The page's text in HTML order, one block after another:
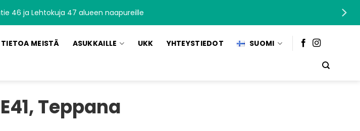
46 ja Lehtokuja 47 alueen naapureille
TIETOA MEISTÄ ASUKKAILLE UKK YHTEYSTIEDOT SUOMI
Teppana